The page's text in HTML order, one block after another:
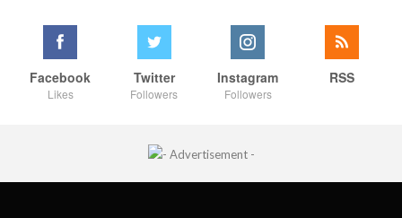
Facebook
Likes
Twitter
Followers
Instagram
Followers
RSS